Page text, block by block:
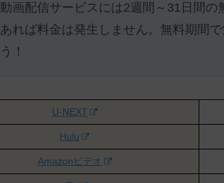
動画配信サービスには2週間～31日間の
あれば料金は発生しません。 無料期間
う！
U-NEXT
Hulu
Amazonビデオ